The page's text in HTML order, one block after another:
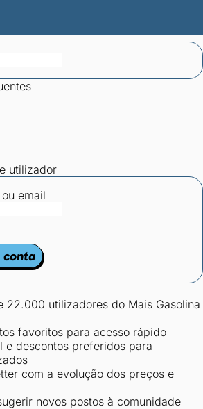
utilizador
email
conta
22.000 utilizadores do Mais Gasolina
favoritos para acesso rápido
e descontos preferidos para
com a evolução dos preços e
novos postos à comunidade